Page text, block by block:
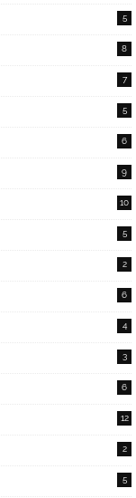
5
8
7
5
6
9
10
5
2
6
4
3
6
12
2
5